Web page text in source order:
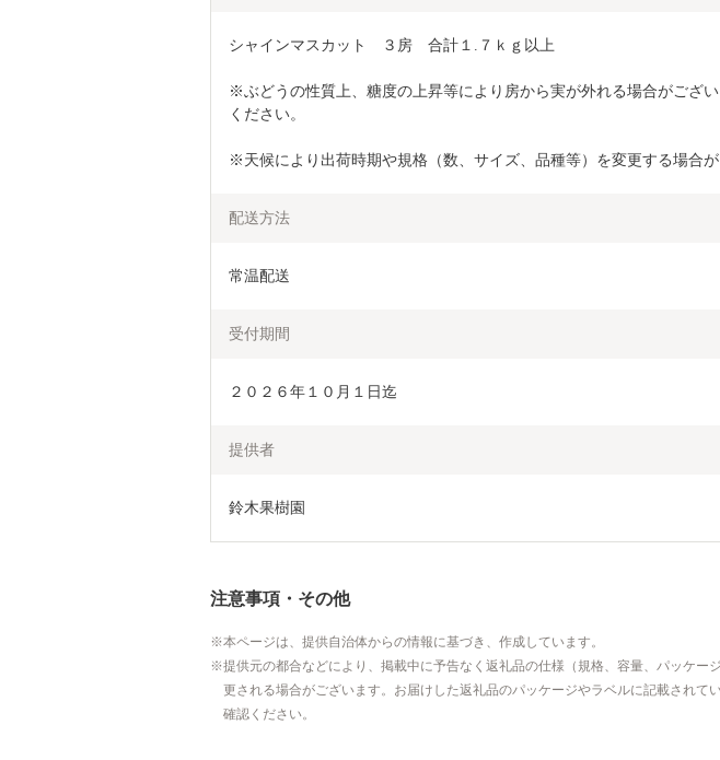
シャインマスカット　３房　合計１.７ｋｇ以上
※ぶどうの性質上、糖度の上昇等により房から実が外れる場合がござ
ください。
※天候により出荷時期や規格（数、サイズ、品種等）を変更する場合が
配送方法
常温配送
受付期間
２０２６年１０月１日迄
提供者
鈴木果樹園
注意事項・その他
本ページは、提供自治体からの情報に基づき、作成しています。
提供元の都合などにより、掲載中に予告なく返礼品の仕様（規格、容量、パッケー
更される場合がございます。お届けした返礼品のパッケージやラベルに記載されて
確認ください。